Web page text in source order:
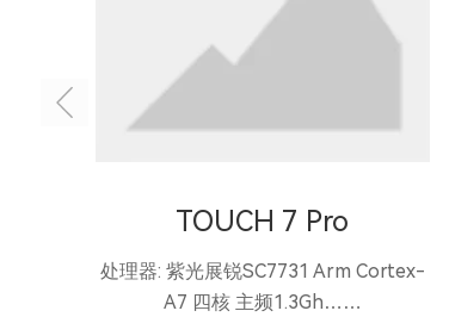
TOUCH 7 Pro
处理器: 紫光展锐SC7731 Arm Cortex-
A7 四核 主频1.3Gh……